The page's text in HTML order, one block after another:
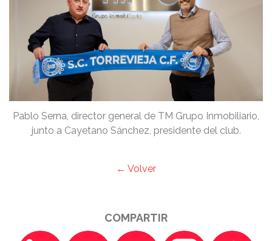
Pablo Serna, director general de TM Grupo Inmobiliario,
junto a Cayetano Sánchez, presidente del club.
← Volver
COMPARTIR